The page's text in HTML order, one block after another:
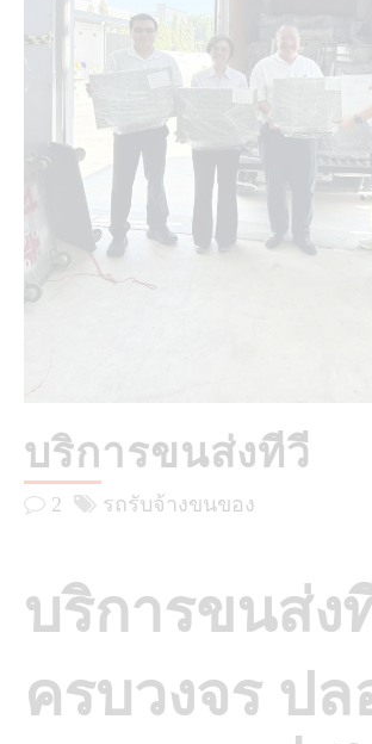
บริการขนส่งทีวี
2 รถรับจ้างขนของ
บริการขนส่ง
ครบวงจร ป